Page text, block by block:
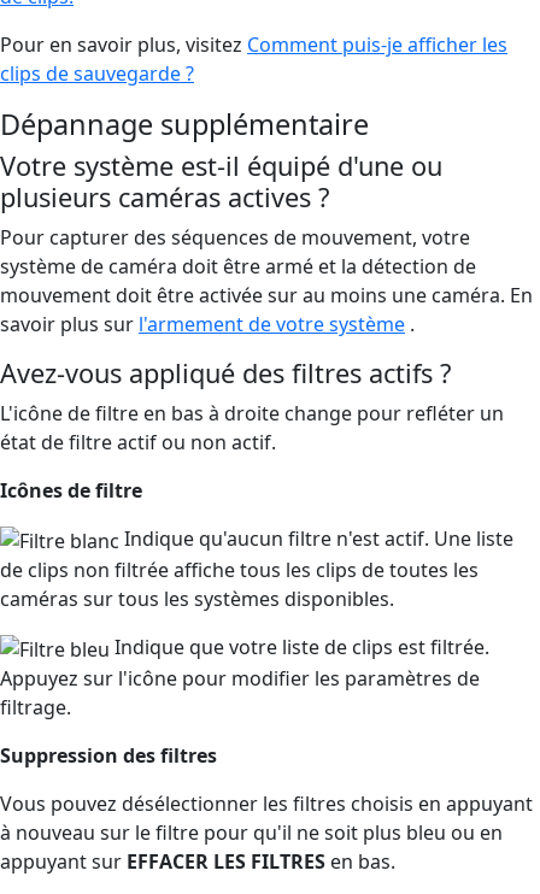
Pour en savoir plus, visitez Comment puis-je afficher les
clips de sauvegarde ?
Dépannage supplémentaire
Votre système est-il équipé d'une ou
plusieurs caméras actives ?
Pour capturer des séquences de mouvement, votre
système de caméra doit être armé et la détection de
mouvement doit être activée sur au moins une caméra. En
savoir plus sur l'armement de votre système .
Avez-vous appliqué des filtres actifs ?
L'icône de filtre en bas à droite change pour refléter un
état de filtre actif ou non actif.
Icônes de filtre
Indique qu'aucun filtre n'est actif. Une liste
de clips non filtrée affiche tous les clips de toutes les
caméras sur tous les systèmes disponibles.
Indique que votre liste de clips est filtrée.
Appuyez sur l'icône pour modifier les paramètres de
filtrage.
Suppression des filtres
Vous pouvez désélectionner les filtres choisis en appuyant
à nouveau sur le filtre pour qu'il ne soit plus bleu ou en
appuyant sur EFFACER LES FILTRES en bas.